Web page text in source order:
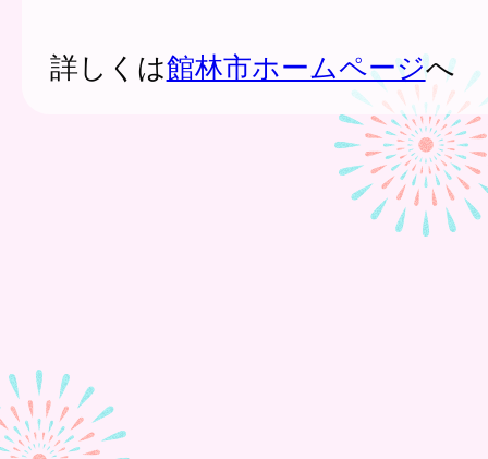
詳しくは館林市ホームページへ